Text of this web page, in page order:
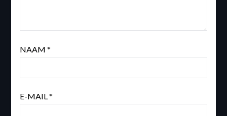
NAAM *
E-MAIL*